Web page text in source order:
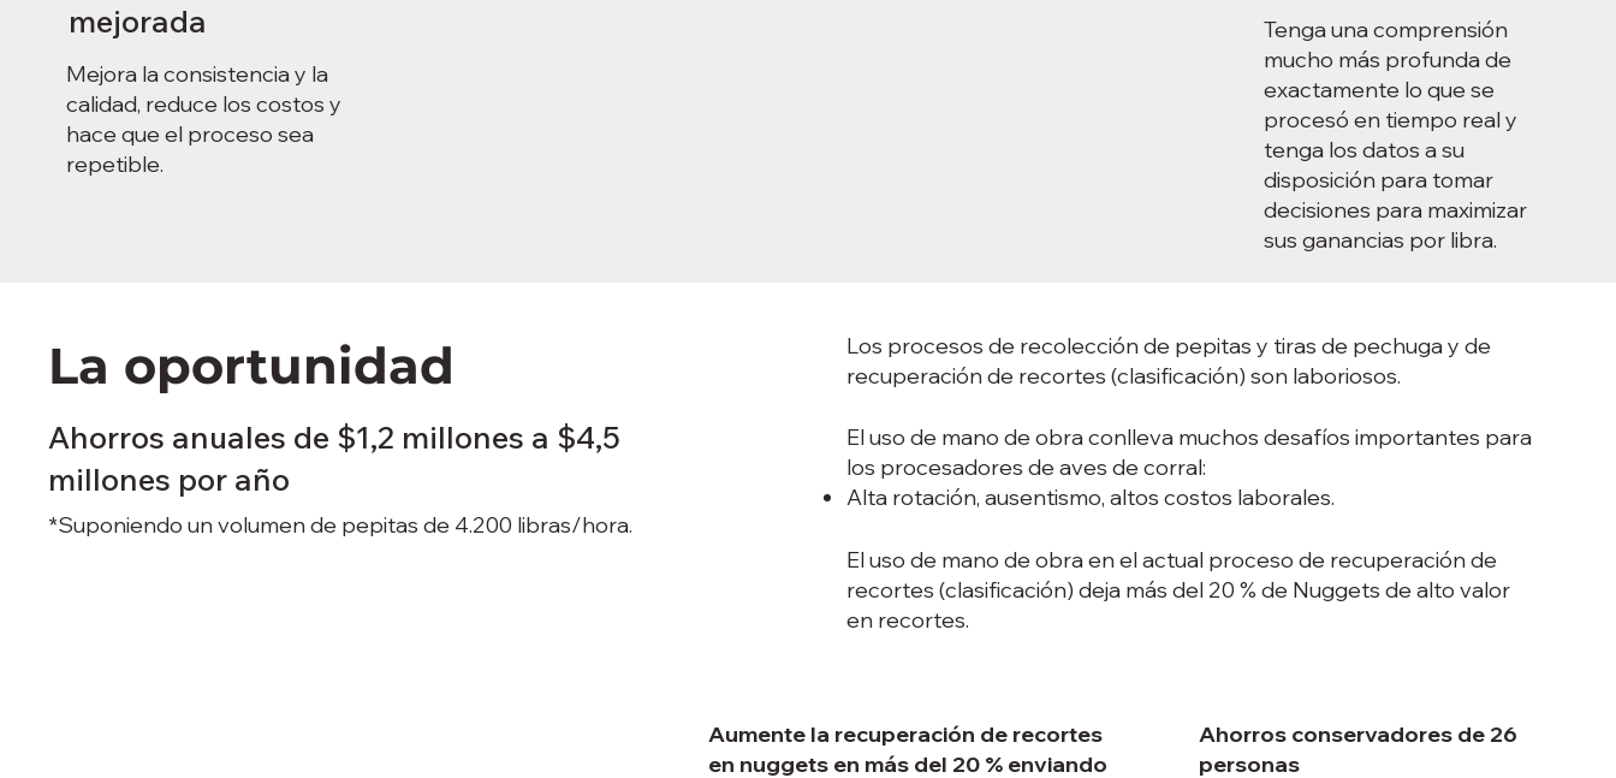
mejorada
Mejora la consistencia y la
calidad, reduce los costos y
hace que el proceso sea
repetible.
Tenga una comprensión
mucho más profunda de
exactamente lo que se
procesó en tiempo real y
tenga los datos a su
disposición para tomar
decisiones para maximizar
sus ganancias por libra.
Los procesos de recolección de pepitas y tiras de pechuga y de
recuperación de recortes (clasificación) son laboriosos.
El uso de mano de obra conlleva muchos desafíos importantes para
los procesadores de aves de corral:
Alta rotación, ausentismo, altos costos laborales.
El uso de mano de obra en el actual proceso de recuperación de
recortes (clasificación) deja más del 20 % de Nuggets de alto valor
en recortes.
La oportunidad
Ahorros anuales de $1,2 millones a $4,5
millones por año
*Suponiendo un volumen de pepitas de 4.200 libras/hora.
Aumente la recuperación de recortes
en nuggets en más del 20 % enviando
Ahorros conservadores de 26
personas